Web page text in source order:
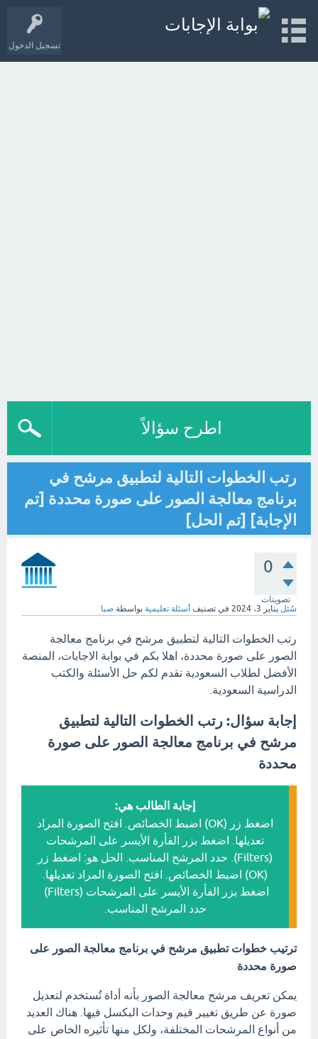
تسجيل الدخول
اطرح سؤالاً
رتب الخطوات التالية لتطبيق مرشح في
برنامج معالجة الصور على صورة محددة [تم
الإجابة] [تم الحل]
0
تصويتات
سُئل يناير 3، 2024 في تصنيف أسئلة تعليمية بواسطة صبا
رتب الخطوات التالية لتطبيق مرشح في برنامج معالجة
الصور على صورة محددة، اهلا بكم في بوابة الاجابات، المنصة
الأفضل لطلاب السعودية نقدم لكم حل الأسئلة والكتب
الدراسية السعودية.
إجابة سؤال: رتب الخطوات التالية لتطبيق
مرشح في برنامج معالجة الصور على صورة
محددة
إجابة الطالب هي:
اضغط زر (OK) اضبط الخصائص. افتح الصورة المراد
تعديلها. اضغط بزر الفأرة الأيسر على المرشحات
(Filters). حدد المرشح المناسب. الحل هو: اضغط زر
(OK) اضبط الخصائص. افتح الصورة المراد تعديلها.
اضغط بزر الفأرة الأيسر على المرشحات (Filters)
حدد المرشح المناسب.
ترتيب خطوات تطبيق مرشح في برنامج معالجة الصور على
صورة محددة
يمكن تعريف مرشح معالجة الصور بأنه أداة تُستخدم لتعديل
صورة عن طريق تغيير قيم وحدات البكسل فيها. هناك العديد
من أنواع المرشحات المختلفة، ولكل منها تأثيره الخاص على